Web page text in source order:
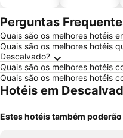
Perguntas
Quais são os melhores hotéis
Quais são os melhores hotéis
Descalvado?
Quais são os melhores hotéis
Quais são os melhores hotéis
Hotéis em
Estes hotéis também